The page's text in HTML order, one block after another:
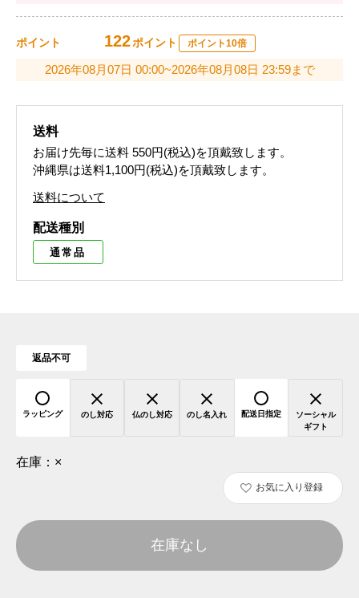
ポイント 122ポイント ポイント10倍
2026年08月07日 00:00~2026年08月08日 23:59まで
送料
お届け先毎に送料 550円(税込)を頂戴致します。
沖縄県は送料1,100円(税込)を頂戴致します。
送料について
配送種別
通常品
返品不可
ラッピング のし対応 仏のし対応 のし名入れ 配送日指定
ソーシャル
ギフト
在庫： ×
お気に入り登録
在庫なし